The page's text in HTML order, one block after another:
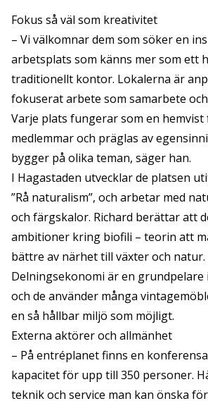
Fokus så väl som kreativitet
– Vi välkomnar dem som söker en
arbetsplats som känns mer som ett
traditionellt kontor. Lokalerna är
fokuserat arbete som samarbete
Varje plats fungerar som en hemvist
medlemmar och präglas av
bygger på olika teman, säger han.
I Hagastaden utvecklar de platsen
”Rå naturalism”, och arbetar med
och färgskalor. Richard berättar att
ambitioner kring biofili – teorin att
bättre av närhet till växter och natur.
Delningsekonomi är en grundpelare
och de använder många
en så hållbar miljö som möjligt.
Externa aktörer och allmänhet
– På entréplanet finns en
kapacitet för upp till 350 personer.
teknik och service man kan önska